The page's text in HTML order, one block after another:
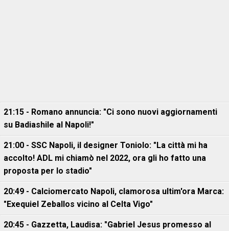
21:15 - Romano annuncia: "Ci sono nuovi aggiornamenti
su Badiashile al Napoli!"
21:00 - SSC Napoli, il designer Toniolo: "La città mi ha
accolto! ADL mi chiamò nel 2022, ora gli ho fatto una
proposta per lo stadio"
20:49 - Calciomercato Napoli, clamorosa ultim'ora Marca:
"Exequiel Zeballos vicino al Celta Vigo"
20:45 - Gazzetta, Laudisa: "Gabriel Jesus promesso al